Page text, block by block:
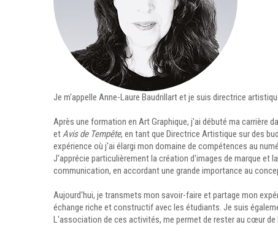
Je m'appelle Anne-Laure Baudrillart et je suis directrice
Après une formation en Art Graphique, j'ai débuté ma carrière
etAvis de Tempête, en tant que Directrice Artistique sur des
expérience où j'ai élargi mon domaine de compétences au
J'apprécie particulièrement la création d'images de marque
communication, en accordant une grande importance au
Aujourd'hui, je transmets mon savoir-faire et partage mon
échange riche et constructif avec les étudiants. Je suis
L'association de ces activités, me permet de rester au cœur de